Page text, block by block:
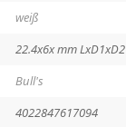
weiß
22.4x6x mm LxD1xD2
Bull's
4022847617094